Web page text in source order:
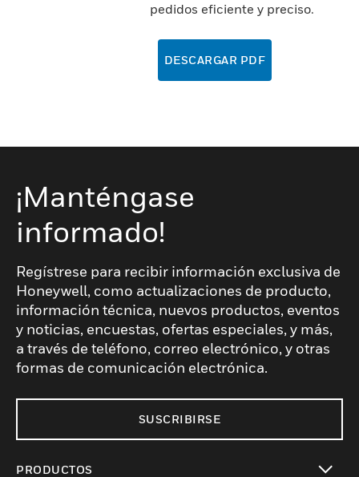
pedidos eficiente y preciso.
DESCARGAR PDF
¡Manténgase
informado!
Regístrese para recibir información exclusiva de
Honeywell, como actualizaciones de producto,
información técnica, nuevos productos, eventos
y noticias, encuestas, ofertas especiales, y más,
a través de teléfono, correo electrónico, y otras
formas de comunicación electrónica.
SUSCRIBIRSE
PRODUCTOS